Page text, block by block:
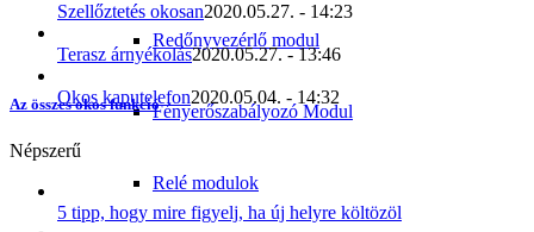
Redőnyvezérlő modul
Fényerőszabályozó Modul
Relé modulok
Szellőztetés okosan2020.05.27. - 14:23
Terasz árnyékolás2020.05.27. - 13:46
Okos kaputelefon2020.05.04. - 14:32
Az összes okos funkció
Népszerű
5 tipp, hogy mire figyelj, ha új helyre költözöl